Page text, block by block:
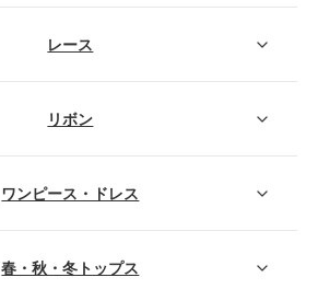
レース
リボン
ワンピース・ドレス
春・秋・冬トップス